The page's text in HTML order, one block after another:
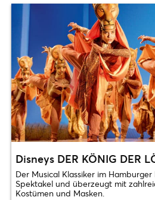
Disneys DER KÖNIG DER
Der Musical Klassiker im
Spektakel und überzeugt mit
Kostümen und Masken.